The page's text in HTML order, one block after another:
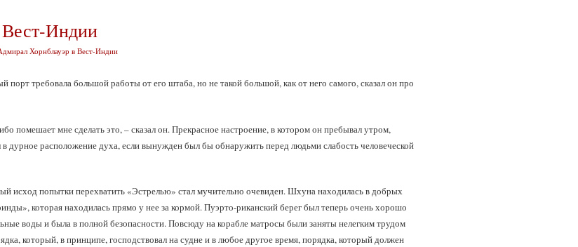
Индии
Хорнблауэр в Вест-Индии
порт требовала большой работы от его штаба, но не такой большой, как от него самого, сказал он про
помешает мне сделать это, – сказал он. Прекрасное настроение, в котором он пребывал утром,
дурное расположение духа, если вынужден был бы обнаружить перед людьми слабость человеческой
исход попытки перехватить «Эстрелью» стал мучительно очевиден. Шхуна находилась в добрых
которая находилась прямо у нее за кормой. Пуэрто-риканский берег был теперь очень хорошо
воды и была в полной безопасности. Повсюду на корабле матросы были заняты нелегким трудом
который, в принципе, господствовал на судне и в любое другое время, порядка, который должен